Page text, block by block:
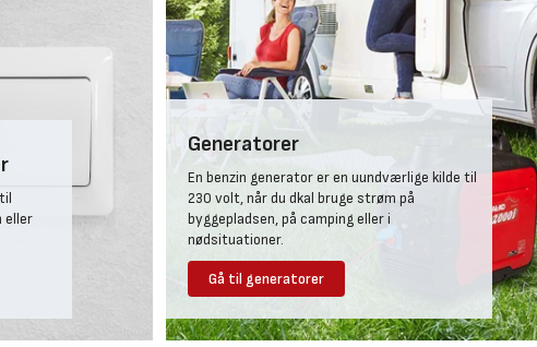
eller
Generatorer
En benzin generator er en uundværlige kilde til
230 volt, når du dkal bruge strøm på
byggepladsen, på camping eller i
nødsituationer.
Gå til generatorer